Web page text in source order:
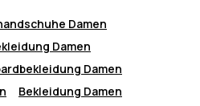
Damen
Damen
Damen
Bekleidung Damen